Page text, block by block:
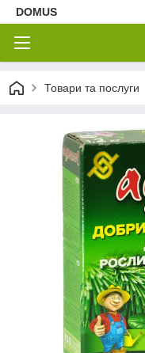
DOMUS
Товари та послуги